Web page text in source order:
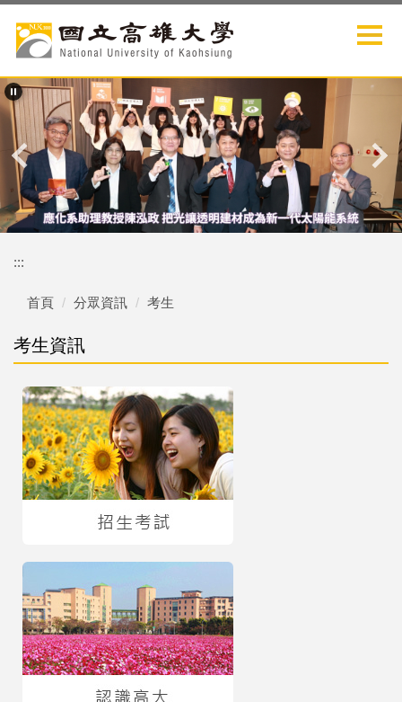
到
主
內
容
區
:::
首頁 分眾資訊 考生
考生資訊